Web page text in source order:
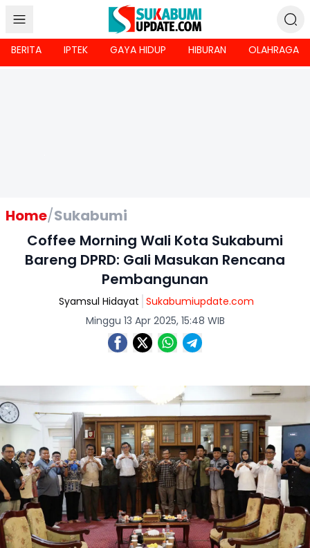
BERITA IPTEK GAYA HIDUP HIBURAN OLAHRAGA
Home/Sukabumi
Coffee Morning Wali Kota Sukabumi
Bareng DPRD: Gali Masukan Rencana
Pembangunan
Syamsul Hidayat Sukabumiupdate.com
Minggu 13 Apr 2025, 15:48 WIB